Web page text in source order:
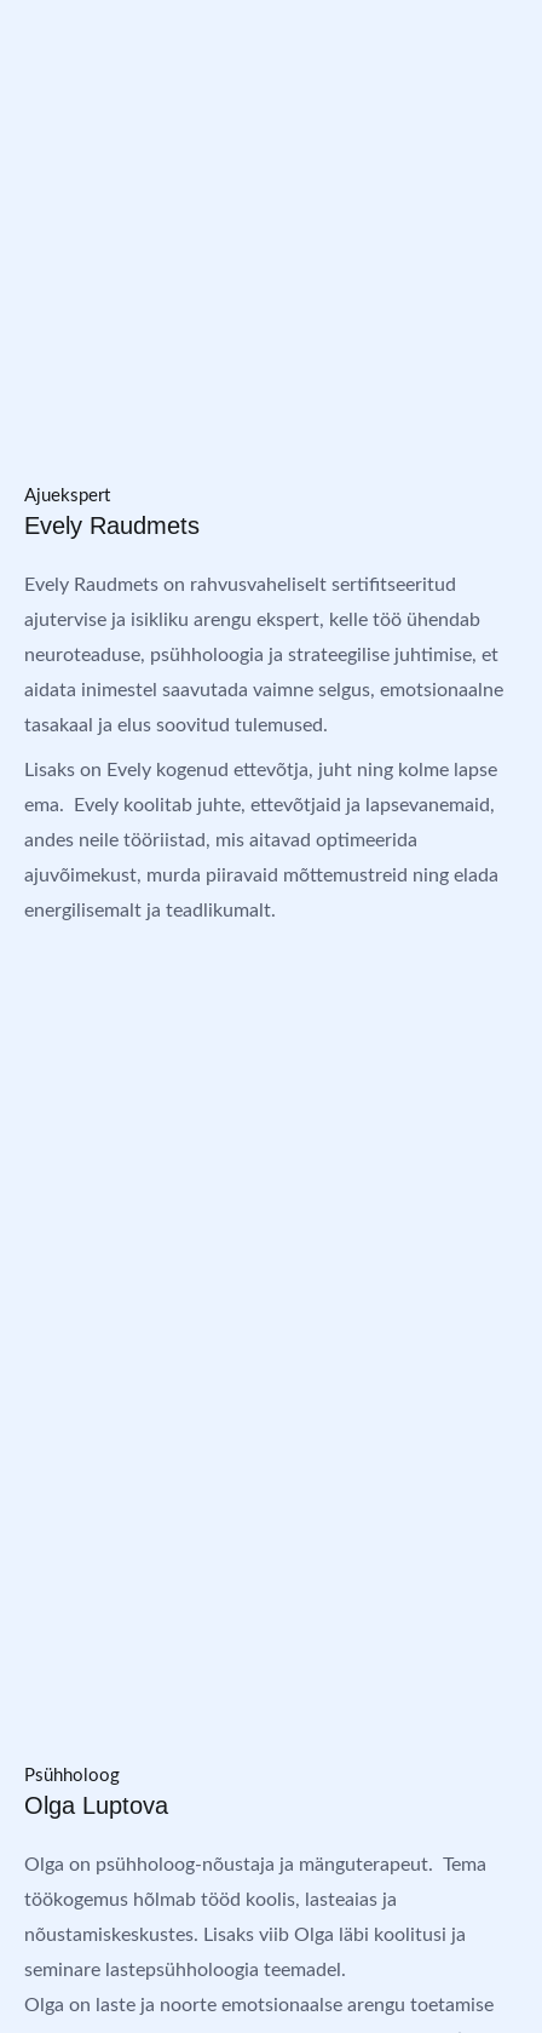
Ajuekspert
Evely Raudmets
Evely Raudmets on rahvusvaheliselt sertifitseeritud
ajutervise ja isikliku arengu ekspert, kelle töö ühendab
neuroteaduse, psühholoogia ja strateegilise juhtimise, et
aidata inimestel saavutada vaimne selgus, emotsionaalne
tasakaal ja elus soovitud tulemused.
Lisaks on Evely kogenud ettevõtja, juht ning kolme lapse
ema. Evely koolitab juhte, ettevõtjaid ja lapsevanemaid,
andes neile tööriistad, mis aitavad optimeerida
ajuvõimekust, murda piiravaid mõttemustreid ning elada
energilisemalt ja teadlikumalt.
Psühholoog
Olga Luptova
Olga on psühholoog-nõustaja ja mänguterapeut. Tema
töökogemus hõlmab tööd koolis, lasteaias ja
nõustamiskeskustes. Lisaks viib Olga läbi koolitusi ja
seminare lastepsühholoogia teemadel.
Olga on laste ja noorte emotsionaalse arengu toetamise